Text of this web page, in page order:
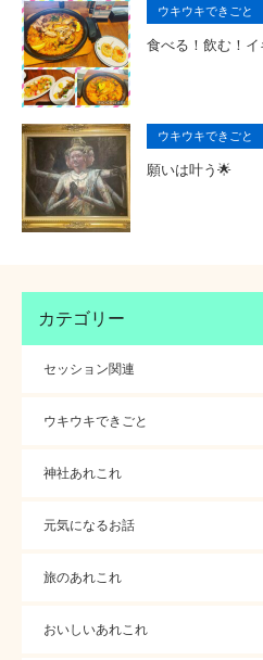
ウキウキできごと
食べる！飲む！
ウキウキできごと
願いは叶う🌟
カテゴリー
セッション関連
ウキウキできごと
神社あれこれ
元気になるお話
旅のあれこれ
おいしいあれこれ